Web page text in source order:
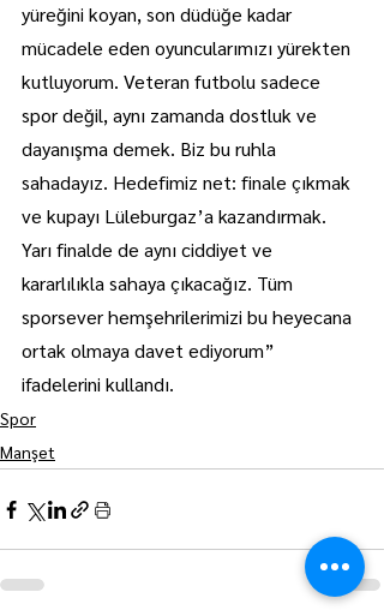
yüreğini koyan, son düdüğe kadar
mücadele eden oyuncularımızı yürekten
kutluyorum. Veteran futbolu sadece
spor değil, aynı zamanda dostluk ve
dayanışma demek. Biz bu ruhla
sahadayız. Hedefimiz net: finale çıkmak
ve kupayı Lüleburgaz’a kazandırmak.
Yarı finalde de aynı ciddiyet ve
kararlılıkla sahaya çıkacağız. Tüm
sporsever hemşehrilerimizi bu heyecana
ortak olmaya davet ediyorum”
ifadelerini kullandı.
Spor
Manşet